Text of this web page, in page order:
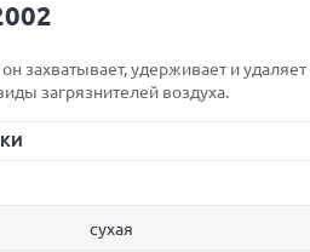
захватывает, удерживает и
загрязнителей воздуха.
сухая